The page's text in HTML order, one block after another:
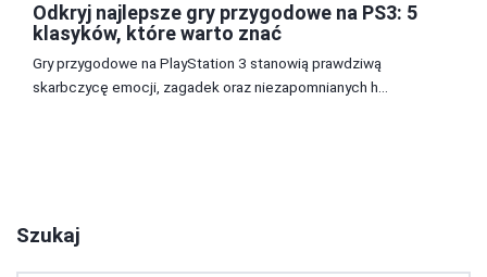
Odkryj najlepsze gry przygodowe na PS3: 5
klasyków, które warto znać
Gry przygodowe na PlayStation 3 stanowią prawdziwą
skarbczycę emocji, zagadek oraz niezapomnianych h...
Szukaj